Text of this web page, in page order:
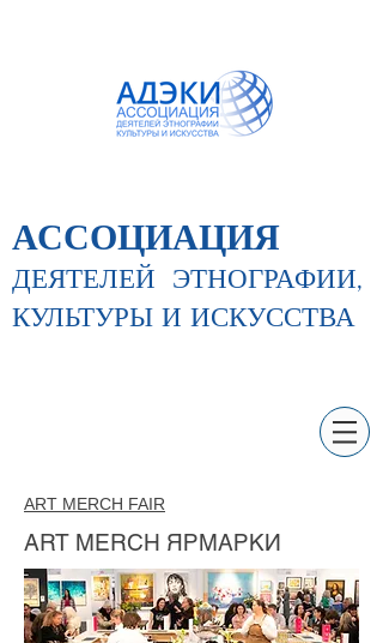
АССОЦИАЦИЯ
ДЕЯТЕЛЕЙ ЭТНОГРАФИИ,
КУЛЬТУРЫ И ИСКУССТВА
ART MERCH FAIR
ART MERCH ЯРМАРКИ